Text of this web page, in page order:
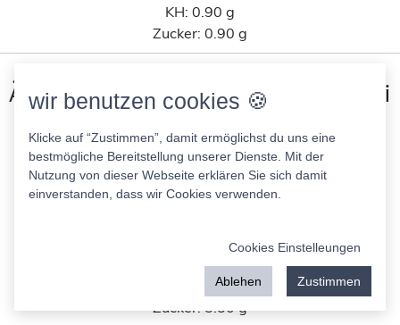
KH: 0.90 g
Zucker: 0.90 g
Ähnliche Lebensmittel wie Granini
Leichte Limo Dark Berries nach
Kohlenhydratanteil
Perlenbacher Weizenmix Grapefruit
0.00 g
0.50 g
6.50 g
Zucker:5.50 g
wir benutzen cookies 🍪
Klicke auf “Zustimmen”, damit ermöglichst du uns eine
bestmögliche Bereitstellung unserer Dienste. Mit der
Nutzung von dieser Webseite erklären Sie sich damit
einverstanden, dass wir Cookies verwenden.
Cookies Einstelleungen
Ablehen Zustimmen